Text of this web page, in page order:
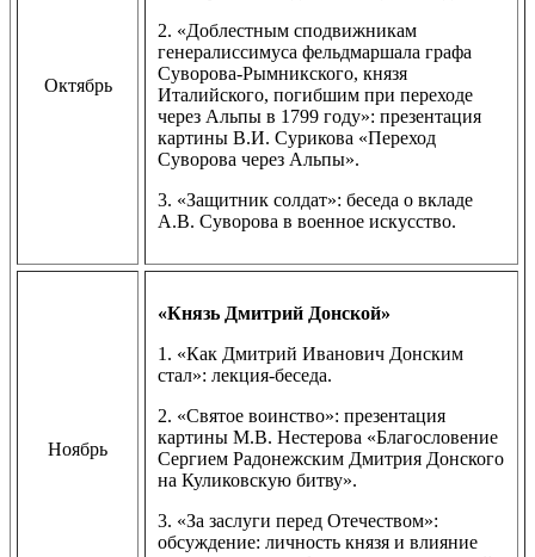
Октябрь
2. «Доблестным сподвижникам
генералиссимуса фельдмаршала графа
Суворова-Рымникского, князя
Италийского, погибшим при переходе
через Альпы в 1799 году»: презентация
картины В.И. Сурикова «Переход
Суворова через Альпы».
3. «Защитник солдат»: беседа о вкладе
А.В. Суворова в военное искусство.
Ноябрь
«Князь Дмитрий Донской»
1. «Как Дмитрий Иванович Донским
стал»: лекция-беседа.
2. «Святое воинство»: презентация
картины М.В. Нестерова «Благословение
Сергием Радонежским Дмитрия Донского
на Куликовскую битву».
3. «За заслуги перед Отечеством»:
обсуждение: личность князя и влияние